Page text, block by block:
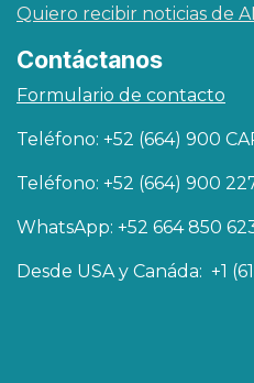
Quiero recibir noticias de
Contáctanos
Formulario de contacto
Teléfono: +52 (664) 900
Teléfono: +52 (664) 900
WhatsApp: +52 664 850
Desde USA y Canáda: +1